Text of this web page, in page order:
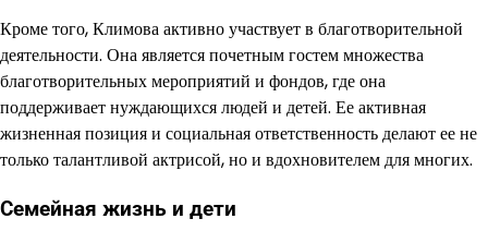
Кроме того, Климова активно участвует в благотворительной
деятельности. Она является почетным гостем множества
благотворительных мероприятий и фондов, где она
поддерживает нуждающихся людей и детей. Ее активная
жизненная позиция и социальная ответственность делают ее не
только талантливой актрисой, но и вдохновителем для многих.
Семейная жизнь и дети